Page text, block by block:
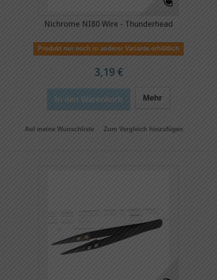
Nichrome NI80 Wire - Thunderhead
Produkt nur noch in anderer Variante erhältlich
3,19 €
In den Warenkorb Mehr
Auf meine Wunschliste Zum Vergleich hinzufügen